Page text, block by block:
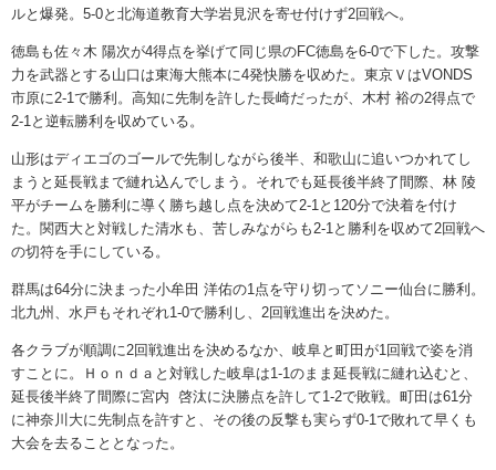
ルと爆発。5-0と北海道教育大学岩見沢を寄せ付けず2回戦へ。
徳島も佐々木 陽次が4得点を挙げて同じ県のFC徳島を6-0で下した。攻撃
力を武器とする山口は東海大熊本に4発快勝を収めた。東京ＶはVONDS
市原に2-1で勝利。高知に先制を許した長崎だったが、木村 裕の2得点で
2-1と逆転勝利を収めている。
山形はディエゴのゴールで先制しながら後半、和歌山に追いつかれてし
まうと延長戦まで縺れ込んでしまう。それでも延長後半終了間際、林 陵
平がチームを勝利に導く勝ち越し点を決めて2-1と120分で決着を付け
た。関西大と対戦した清水も、苦しみながらも2-1と勝利を収めて2回戦へ
の切符を手にしている。
群馬は64分に決まった小牟田 洋佑の1点を守り切ってソニー仙台に勝利。
北九州、水戸もそれぞれ1-0で勝利し、2回戦進出を決めた。
各クラブが順調に2回戦進出を決めるなか、岐阜と町田が1回戦で姿を消
すことに。Ｈｏｎｄａと対戦した岐阜は1-1のまま延長戦に縺れ込むと、
延長後半終了間際に宮内 啓汰に決勝点を許して1-2で敗戦。町田は61分
に神奈川大に先制点を許すと、その後の反撃も実らず0-1で敗れて早くも
大会を去ることとなった。